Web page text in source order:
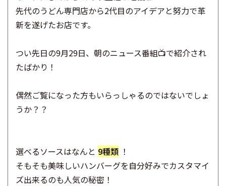
先代のうどん専門店から2代目のアイデアと努力で革
新を遂げたお店です。
つい先日の9月29日、朝のニュース番組📺で紹介され
たばかり！
偶然ご覧になった方もいらっしゃるのではないでしょ
うか？？
選べるソースはなんと 9種類 ！
そもそも美味しいハンバーグを自分好みでカスタマイ
ズ出来るのも人気の秘密！